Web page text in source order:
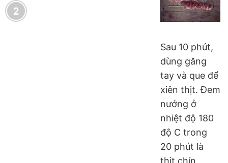
Sau 10 phút,
dùng găng
tay và que để
xiên thịt. Đem
nướng ở
nhiệt độ 180
độ C trong
20 phút là